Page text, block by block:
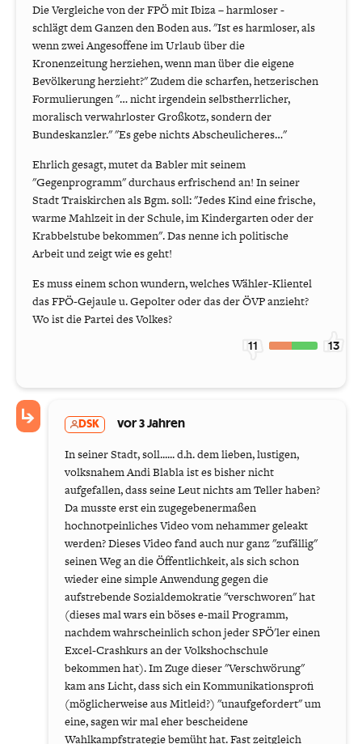
Die Vergleiche von der FPÖ mit Ibiza – harmloser -
schlägt dem Ganzen den Boden aus. "Ist es harmloser, als
wenn zwei Angesoffene im Urlaub über die
Kronenzeitung herziehen, wenn man über die eigene
Bevölkerung herzieht?" Zudem die scharfen, hetzerischen
Formulierungen "… nicht irgendein selbstherrlicher,
moralisch verwahrloster Großkotz, sondern der
Bundeskanzler." "Es gebe nichts Abscheulicheres…"
Ehrlich gesagt, mutet da Babler mit seinem
"Gegenprogramm" durchaus erfrischend an! In seiner
Stadt Traiskirchen als Bgm. soll: "Jedes Kind eine frische,
warme Mahlzeit in der Schule, im Kindergarten oder der
Krabbelstube bekommen". Das nenne ich politische
Arbeit und zeigt wie es geht!
Es muss einem schon wundern, welches Wähler-Klientel
das FPÖ-Gejaule u. Gepolter oder das der ÖVP anzieht?
Wo ist die Partei des Volkes?
11 13
DSK vor 3 Jahren
In seiner Stadt, soll...... d.h. dem lieben, lustigen,
volksnahem Andi Blabla ist es bisher nicht
aufgefallen, dass seine Leut nichts am Teller haben?
Da musste erst ein zugegebenermaßen
hochnotpeinliches Video vom nehammer geleakt
werden? Dieses Video fand auch nur ganz "zufällig"
seinen Weg an die Öffentlichkeit, als sich schon
wieder eine simple Anwendung gegen die
aufstrebende Sozialdemokratie "verschworen" hat
(dieses mal wars ein böses e-mail Programm,
nachdem wahrscheinlich schon jeder SPÖ'ler einen
Excel-Crashkurs an der Volkshochschule
bekommen hat). Im Zuge dieser "Verschwörung"
kam ans Licht, dass sich ein Kommunikationsprofi
(möglicherweise aus Mitleid?) "unaufgefordert" um
eine, sagen wir mal eher bescheidene
Wahlkampfstrategie bemüht hat. Fast zeitgleich